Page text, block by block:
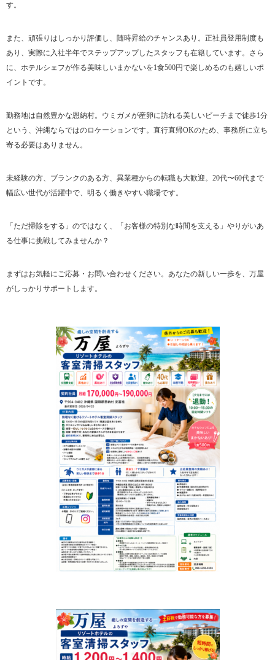
す。
また、頑張りはしっかり評価し、随時昇給のチャンスあり。正社員登用制度も
あり、実際に入社半年でステップアップしたスタッフも在籍しています。さら
に、ホテルシェフが作る美味しいまかないを1食500円で楽しめるのも嬉しいポ
イントです。
勤務地は自然豊かな恩納村。ウミガメが産卵に訪れる美しいビーチまで徒歩1分
という、沖縄ならではのロケーションです。直行直帰OKのため、事務所に立ち
寄る必要はありません。
未経験の方、ブランクのある方、異業種からの転職も大歓迎。20代〜60代まで
幅広い世代が活躍中で、明るく働きやすい職場です。
「ただ掃除をする」のではなく、「お客様の特別な時間を支える」やりがいあ
る仕事に挑戦してみませんか？
まずはお気軽にご応募・お問い合わせください。あなたの新しい一歩を、万屋
がしっかりサポートします。